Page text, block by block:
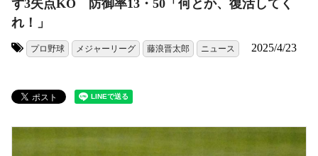
ず3失点KO 防御率13・50「何とか、復活してく
れ！」
プロ野球 メジャーリーグ 藤浪晋太郎 ニュース 2025/4/23